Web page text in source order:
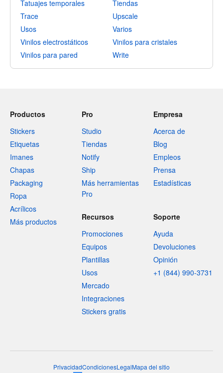
Tatuajes temporales
Tiendas
Trace
Upscale
Usos
Varios
Vinilos electrostáticos
Vinilos para cristales
Vinilos para pared
Write
Productos
Stickers
Etiquetas
Imanes
Chapas
Packaging
Ropa
Acrílicos
Más productos
Pro
Studio
Tiendas
Notify
Ship
Más herramientas
Pro
Empresa
Acerca de
Blog
Empleos
Prensa
Estadísticas
Recursos
Promociones
Equipos
Plantillas
Usos
Mercado
Integraciones
Stickers gratis
Soporte
Ayuda
Devoluciones
Opinión
+1 (844) 990-3731
PrivacidadCondicionesLegalMapa del sitio